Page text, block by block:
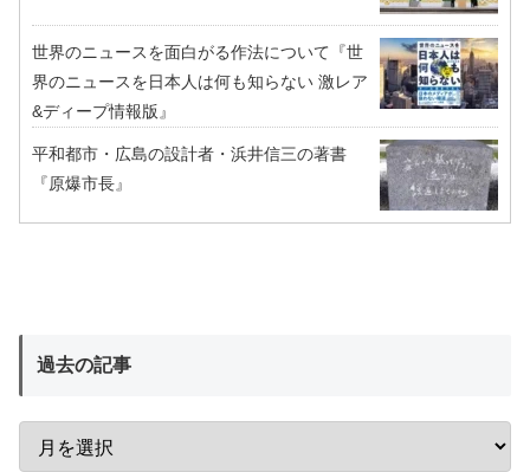
世界のニュースを面白がる作法について『世
界のニュースを日本人は何も知らない 激レア
&ディープ情報版』
平和都市・広島の設計者・浜井信三の著書
『原爆市長』
過去の記事